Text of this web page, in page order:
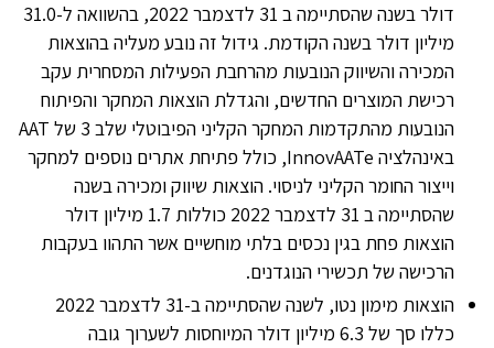
דולר בשנה שהסתיימה ב 31 לדצמבר 2022, בהשוואה ל-31.0
מיליון דולר בשנה הקודמת. גידול זה נובע מעליה בהוצאות
המכירה והשיווק הנובעות מהרחבת הפעילות המסחרית עקב
רכישת המוצרים החדשים, והגדלת הוצאות המחקר והפיתוח
הנובעות מהתקדמות המחקר הקליני הפיבוטלי שלב 3 של AAT
באינהלציה InnovAATe, כולל פתיחת אתרים נוספים למחקר
וייצור החומר הקליני לניסוי. הוצאות שיווק ומכירה בשנה
שהסתיימה ב 31 לדצמבר 2022 כוללות 1.7 מיליון דולר
הוצאות פחת בגין נכסים בלתי מוחשיים אשר התהוו בעקבות
הרכישה של תכשירי הנוגדנים.
הוצאות מימון נטו, לשנה שהסתיימה ב-31 לדצמבר 2022
כללו סך של 6.3 מיליון דולר המיוחסות לשערוך גובה